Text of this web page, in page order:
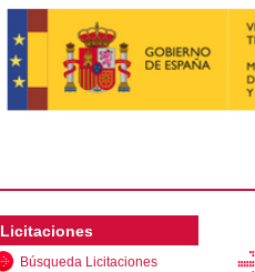
Licitaciones
Búsqueda Licitaciones